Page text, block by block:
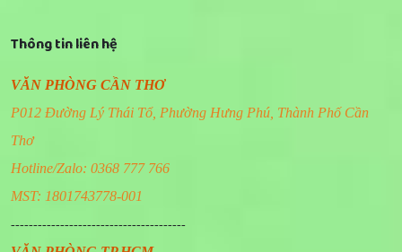
Thông tin liên hệ
VĂN PHÒNG CẦN THƠ
P012 Đường Lý Thái Tổ, Phường Hưng Phú, Thành Phố Cần
Thơ
Hotline/Zalo: 0368 777 766
MST: 1801743778-001
---------------------------------------